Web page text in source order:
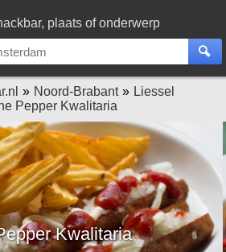
plaats of onderwerp
Noord-Brabant
Liessel
Pepper Kwalitaria
Kwalitaria